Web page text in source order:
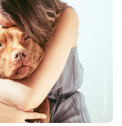
Снимка: iStock